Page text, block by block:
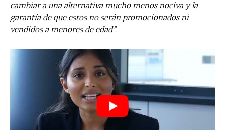
cambiar a una alternativa mucho menos nociva y la
garantía de que estos no serán promocionados ni
vendidos a menores de edad”.